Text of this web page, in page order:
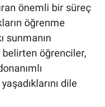
önemli bir süreç
öğrenme
sunmanın
belirten öğrenciler,
dile